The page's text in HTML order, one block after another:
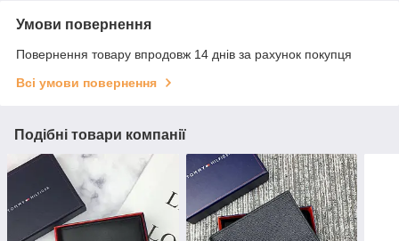
Умови повернення
Повернення товару впродовж 14 днів за рахунок покупця
Всі умови повернення
Подібні товари компанії